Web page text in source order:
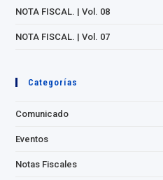
NOTA FISCAL. | Vol. 08
NOTA FISCAL. | Vol. 07
Categorías
Comunicado
Eventos
Notas Fiscales